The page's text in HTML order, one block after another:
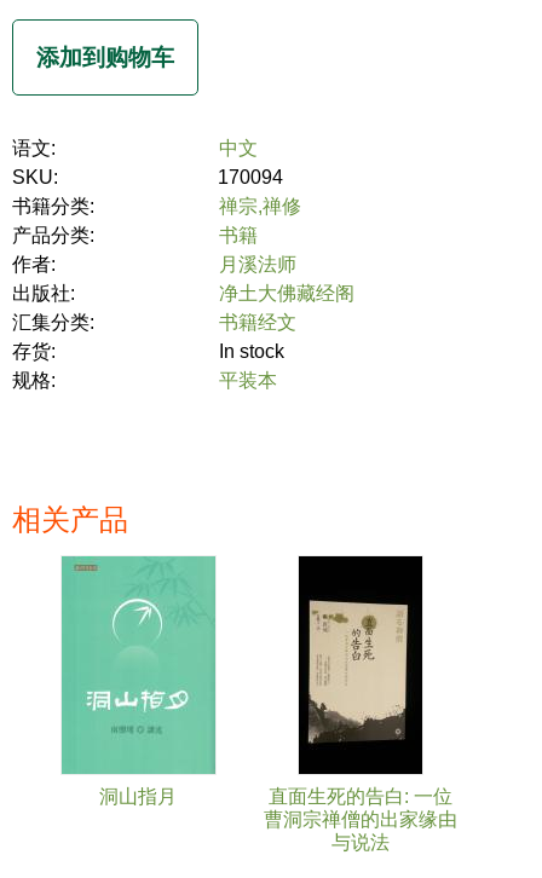
语文:
中文
SKU:
170094
书籍分类:
禅宗,禅修
产品分类:
书籍
作者:
月溪法师
出版社:
净土大佛藏经阁
汇集分类:
书籍经文
存货:
In stock
规格:
平装本
相关产品
洞山指月
直面生死的告白: 一位
曹洞宗禅僧的出家缘由
与说法
页面